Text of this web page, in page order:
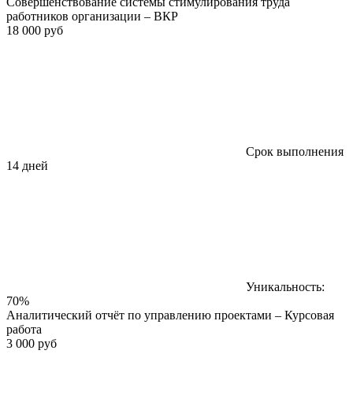
работников организации – ВКР
18 000 руб
Срок выполнения
14 дней
Уникальность:
70%
Аналитический отчёт по управлению проектами – Курсовая
работа
3 000 руб